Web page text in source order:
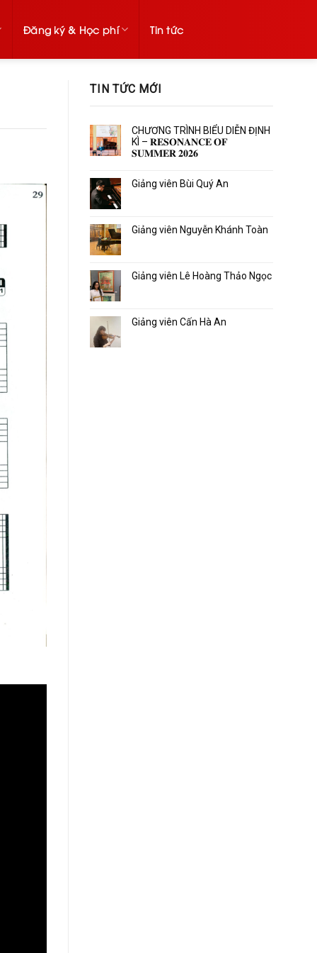
Đăng ký & Học phí Tin tức
TIN TỨC MỚI
CHƯƠNG TRÌNH BIỂU DIỄN ĐỊNH
KÌ – 𝐑𝐄𝐒𝐎𝐍𝐀𝐍𝐂𝐄 𝐎𝐅
𝐒𝐔𝐌𝐌𝐄𝐑 𝟐𝟎𝟐𝟔
Giảng viên Bùi Quý An
Giảng viên Nguyễn Khánh Toàn
Giảng viên Lê Hoàng Thảo Ngọc
Giảng viên Cấn Hà An